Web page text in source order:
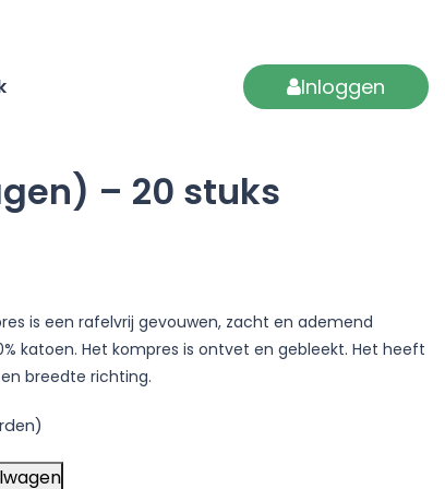
Inloggen
– 20 stuks
is een rafelvrij gevouwen, zacht en ademend
katoen. Het kompres is ontvet en gebleekt. Het heeft
breedte richting.